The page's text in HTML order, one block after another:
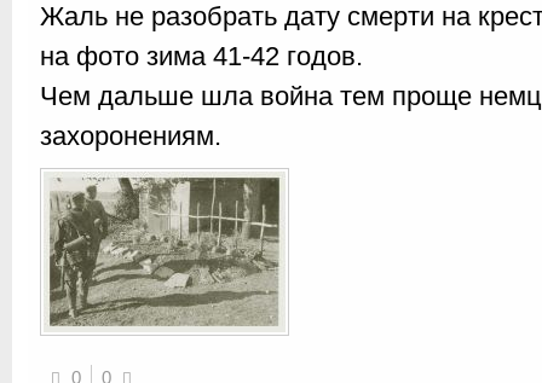
Жаль не разобрать дату смерти на
на фото зима 41-42 годов.
Чем дальше шла война тем проще
захоронениям.
0 0